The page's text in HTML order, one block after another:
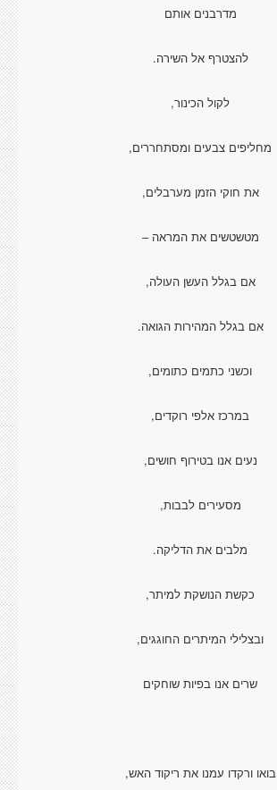
מדרבנים אותם
להצטרף אל השירה.
לקול הכינור,
מחליפים צבעים ומסתחררים,
את חוקי הזמן מערבלים,
מטשטשים את המראה –
אם בגלל העשן העולה,
אם בגלל המהירות הגואה.
וכשני כתמים כתומים,
במרכז אלפי רוקדים,
נעים אנו בטירוף חושים,
מסעירים לבבות,
מלבים את הדליקה.
כקשת הנושקת למיתר,
ובצלילי המיתרים החוגגים,
שרים אנו בפיות שוחקים
בואו ורקדו עמנו את ריקוד האש,